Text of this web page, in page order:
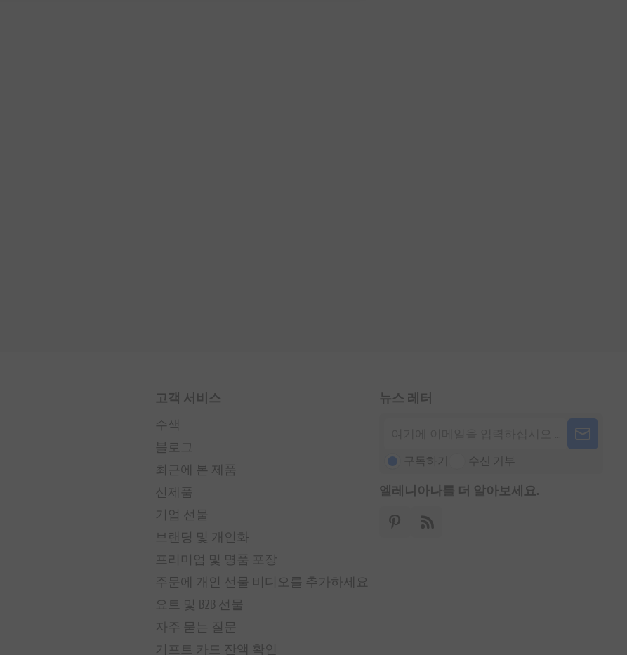
고객 서비스
수색
블로그
최근에 본 제품
신제품
기업 선물
브랜딩 및 개인화
프리미엄 및 명품 포장
주문에 개인 선물 비디오를 추가하세요
요트 및 B2B 선물
자주 묻는 질문
기프트 카드 잔액 확인
뉴스 레터
구독하기 수신 거부
엘레니아나를 더 알아보세요.